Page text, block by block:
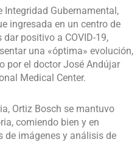
Integridad Gubernamental,
ingresada en un centro de
positivo a COVID-19,
una «óptima» evolución,
por el doctor José Andújar
Medical Center.
Ortiz Bosch se mantuvo
comiendo bien y en
de imágenes y análisis de